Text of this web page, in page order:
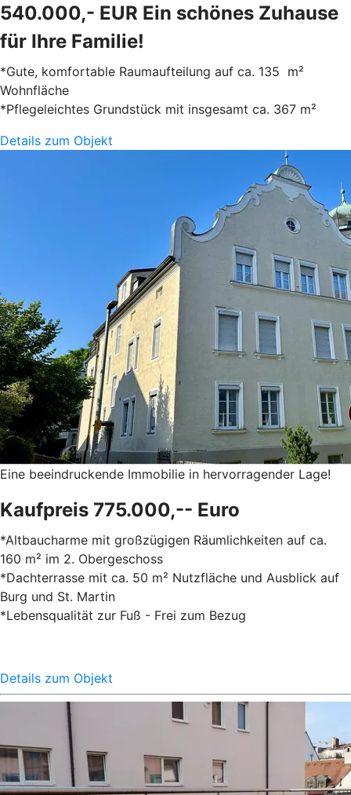
540.000,- EUR Ein schönes Zuhause
für Ihre Familie!
*Gute, komfortable Raumaufteilung auf ca. 135 m²
Wohnfläche
*Pflegeleichtes Grundstück mit insgesamt ca. 367 m²
Details zum Objekt
Eine beeindruckende Immobilie in hervorragender Lage!
Kaufpreis 775.000,-- Euro
*Altbaucharme mit großzügigen Räumlichkeiten auf ca.
160 m² im 2. Obergeschoss
*Dachterrasse mit ca. 50 m² Nutzfläche und Ausblick auf
Burg und St. Martin
*Lebensqualität zur Fuß - Frei zum Bezug
Details zum Objekt